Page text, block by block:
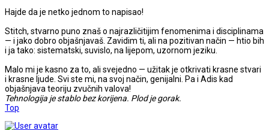
Hajde da je netko jednom to napisao!
Stitch, stvarno puno znaš o najrazličitijim fenomenima i disciplinama
— i jako dobro objašnjavaš. Zavidim ti, ali na pozitivan način — htio bih
i ja tako: sistematski, suvislo, na lijepom, uzornom jeziku.
Malo mi je kasno za to, ali svejedno — užitak je otkrivati krasne stvari
i krasne ljude. Svi ste mi, na svoj način, genijalni. Pa i Adis kad
objašnjava teoriju zvučnih valova!
Tehnologija je stablo bez korijena. Plod je gorak.
Top